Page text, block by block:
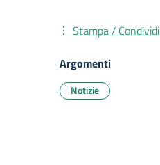
Stampa / Condividi
Argomenti
Notizie